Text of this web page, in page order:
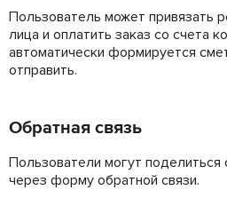
Пользователь может привязать
лица и оплатить заказ со счета
автоматически формируется
отправить.
Обратная связь
Пользователи могут
через форму обратной связи.